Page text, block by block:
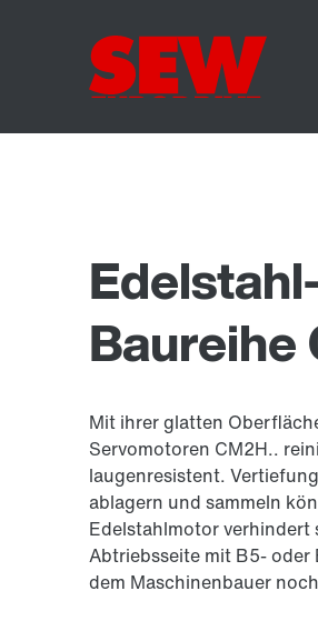
Baureihe
Mit ihrer glatten
Servomotoren CM2H..
laugenresistent.
ablagern und sammeln
Edelstahlmotor
Abtriebsseite mit B5-
dem Maschinenbauer